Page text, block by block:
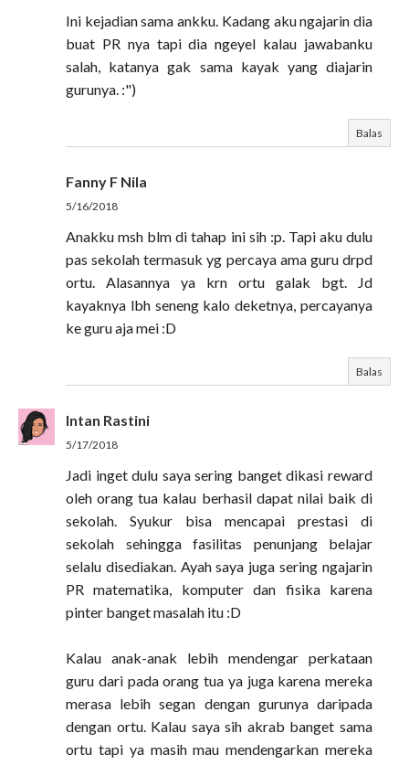
Ini kejadian sama ankku. Kadang aku ngajarin dia
buat PR nya tapi dia ngeyel kalau jawabanku
salah, katanya gak sama kayak yang diajarin
gurunya. :")
Balas
Fanny F Nila
5/16/2018
Anakku msh blm di tahap ini sih :p. Tapi aku dulu
pas sekolah termasuk yg percaya ama guru drpd
ortu. Alasannya ya krn ortu galak bgt. Jd
kayaknya lbh seneng kalo deketnya, percayanya
ke guru aja mei :D
Balas
Intan Rastini
5/17/2018
Jadi inget dulu saya sering banget dikasi reward
oleh orang tua kalau berhasil dapat nilai baik di
sekolah. Syukur bisa mencapai prestasi di
sekolah sehingga fasilitas penunjang belajar
selalu disediakan. Ayah saya juga sering ngajarin
PR matematika, komputer dan fisika karena
pinter banget masalah itu :D
Kalau anak-anak lebih mendengar perkataan
guru dari pada orang tua ya juga karena mereka
merasa lebih segan dengan gurunya daripada
dengan ortu. Kalau saya sih akrab banget sama
ortu tapi ya masih mau mendengarkan mereka